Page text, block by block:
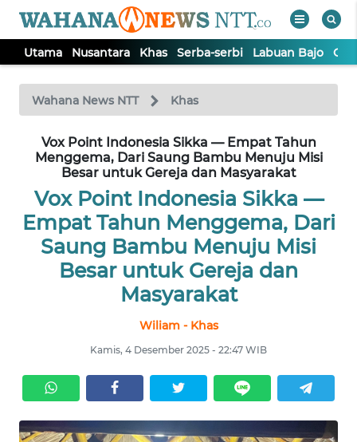
Utama Nusantara Khas Serba-serbi Labuan Bajo
Wahana News NTT Khas
Vox Point Indonesia Sikka — Empat Tahun
Menggema, Dari Saung Bambu Menuju Misi
Besar untuk Gereja dan Masyarakat
Vox Point Indonesia Sikka —
Empat Tahun Menggema, Dari
Saung Bambu Menuju Misi
Besar untuk Gereja dan
Masyarakat
Wiliam - Khas
Kamis, 4 Desember 2025 - 22:47 WIB
TV
Tutup
UTAMA
NUSANTARA
KHAS
SERBA-
OPINI